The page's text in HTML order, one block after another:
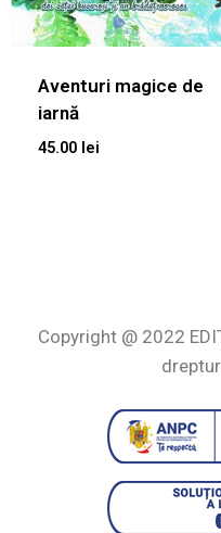
Aventuri magice de
iarnă
45.00 lei
Copyright @ 2022